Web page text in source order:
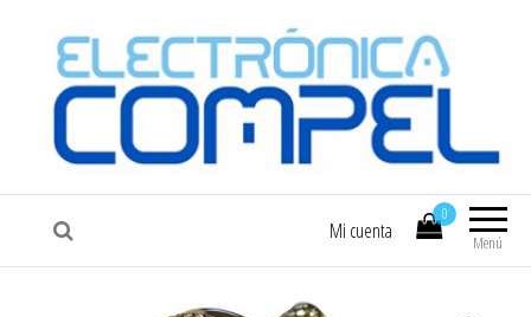
COMPEL Electrónica COMPEL
Menú
0
Mi cuenta